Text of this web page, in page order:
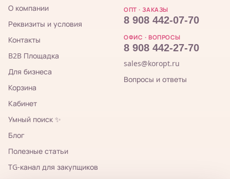
О компании
Реквизиты и условия
Контакты
B2B Площадка
Для бизнеса
Корзина
Кабинет
Умный поиск ✨
Блог
Полезные статьи
TG-канал для закупщиков
ОПТ · ЗАКАЗЫ
8 908 442-07-70
ОФИС · ВОПРОСЫ
8 908 442-27-70
sales@koropt.ru
Вопросы и ответы